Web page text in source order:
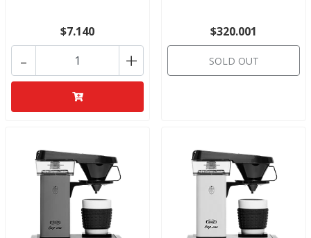
$7.140
+
-
$320.001
SOLD OUT